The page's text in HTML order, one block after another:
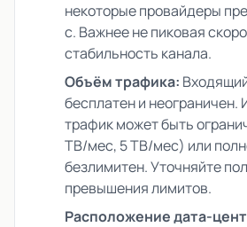
некоторые провайдеры
с. Важнее не пиковая
стабильность канала.
Объём трафика:
бесплатен и неограничен.
трафик может быть
TB/мес, 5 TB/мес) или
безлимитен. Уточняйте
превышения лимитов.
Расположение дата-